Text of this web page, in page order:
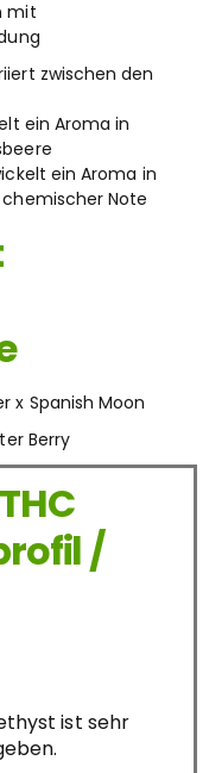
mit
zwischen den
ein Aroma in
ein Aroma in
Note
x Spanish Moon
Berry
/
ist sehr